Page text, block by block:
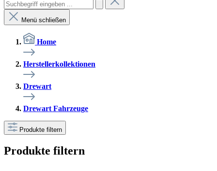
Menü schließen
Home
Herstellerkollektionen
Drewart
Drewart Fahrzeuge
Produkte filtern
Produkte filtern